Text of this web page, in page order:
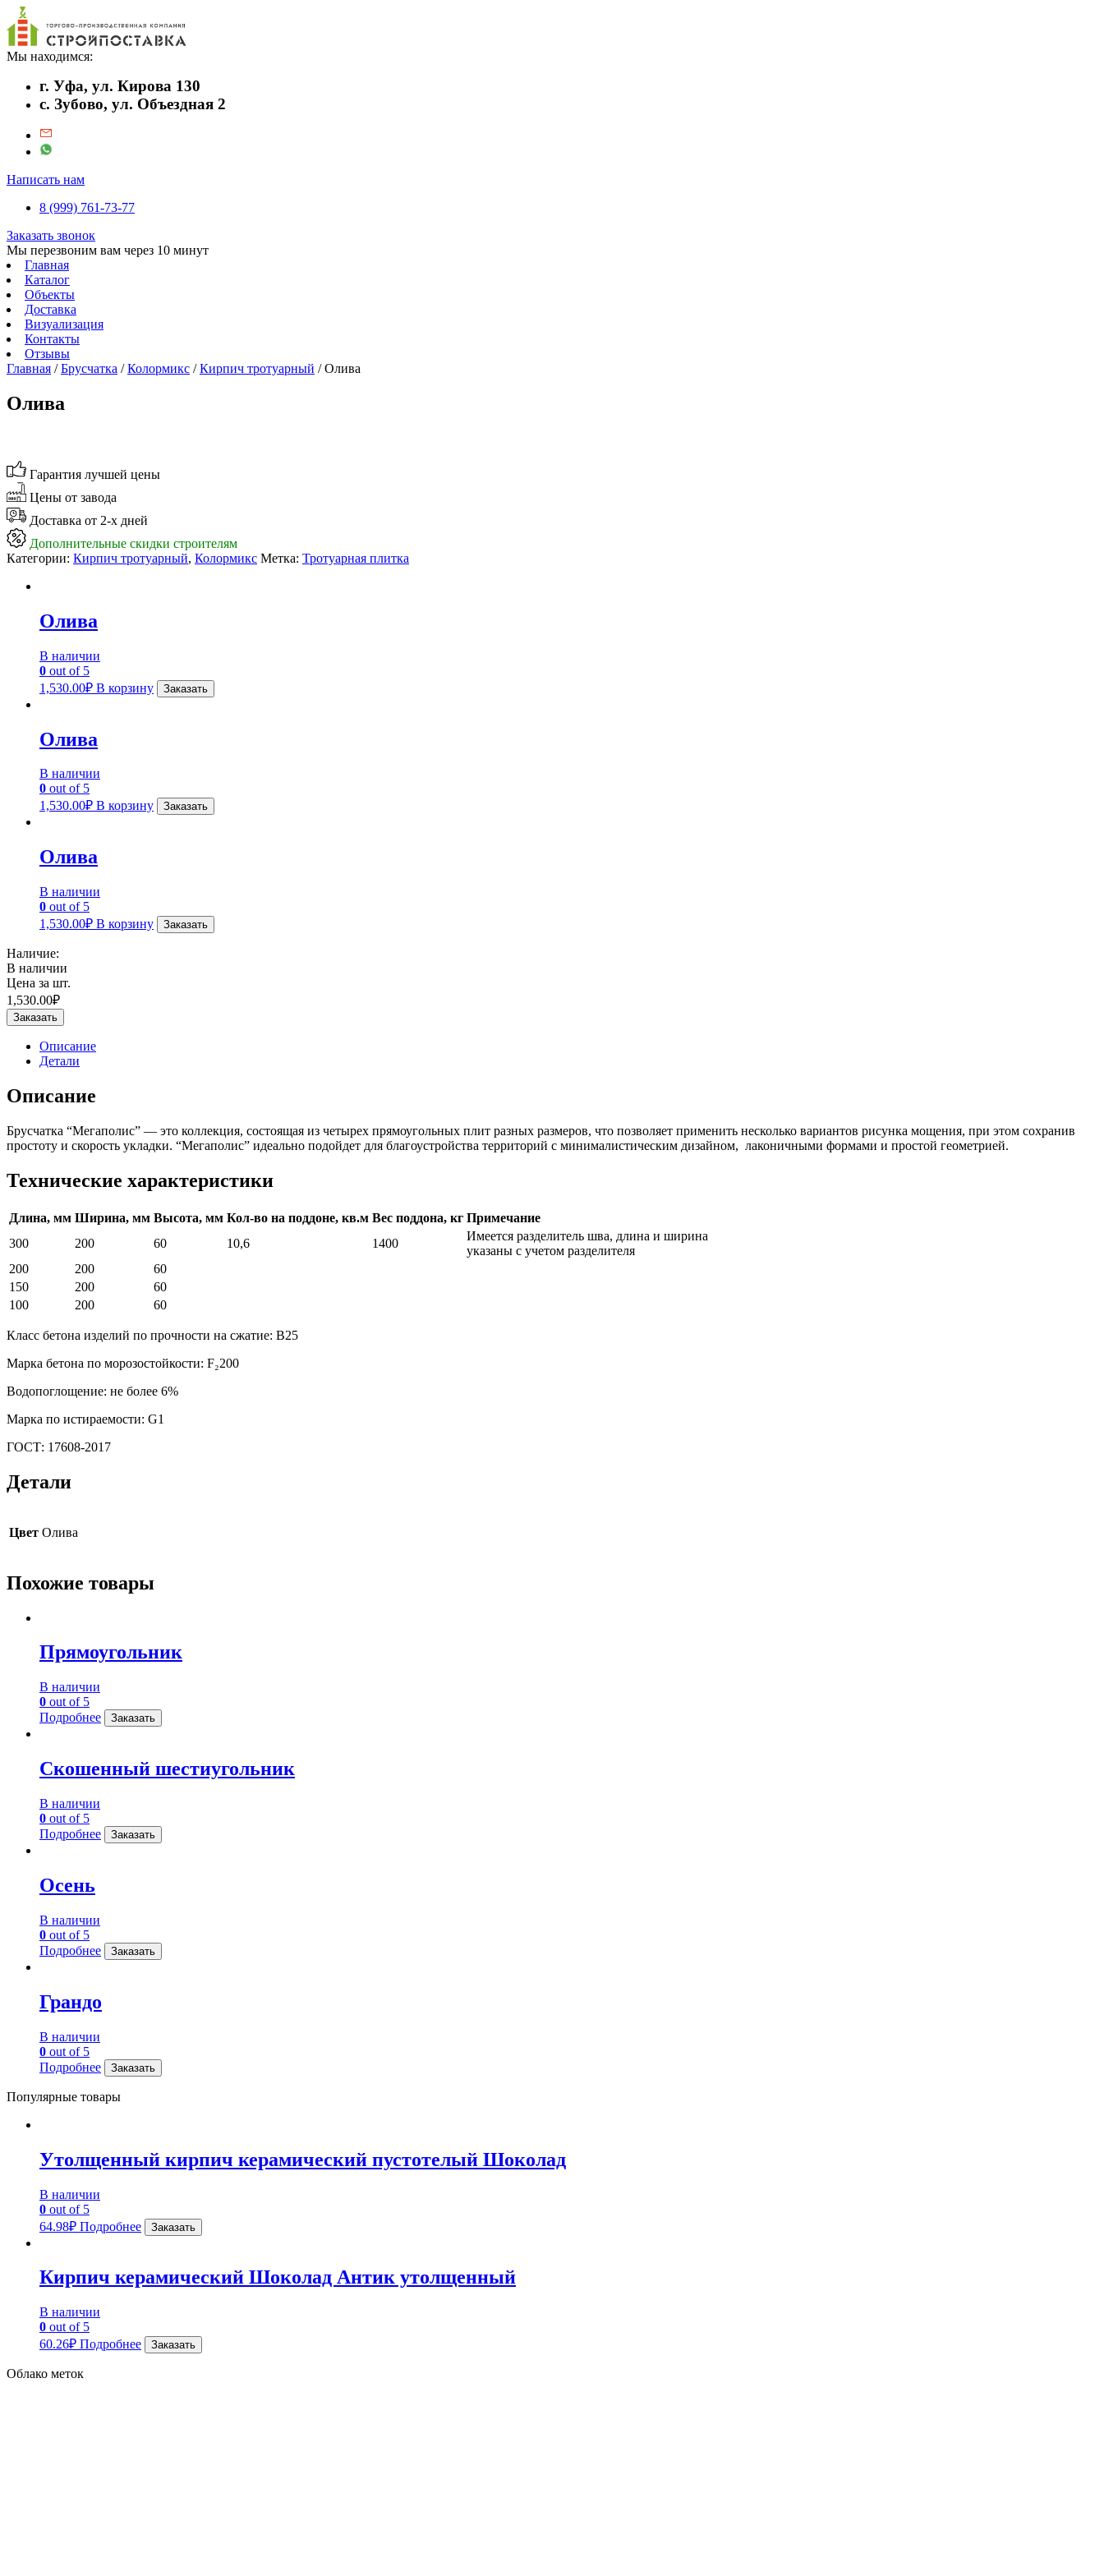
Мы находимся:
г. Уфа, ул. Кирова 130
с. Зубово, ул. Объездная 2
Написать нам
8 (999) 761-73-77
Заказать звонок
Мы перезвоним вам через 10 минут
Главная
Каталог
Объекты
Доставка
Визуализация
Контакты
Отзывы
Главная /Брусчатка /Колормикс /Кирпич тротуарный / Олива
Олива
Гарантия лучшей цены
Цены от завода
Доставка от 2-х дней
Дополнительные скидки строителям
Категории: Кирпич тротуарный, Колормикс Метка: Тротуарная плитка
Олива
В наличии
0 out of 5
1,530.00₽ В корзину Заказать
Олива
В наличии
0 out of 5
1,530.00₽ В корзину Заказать
Олива
В наличии
0 out of 5
1,530.00₽ В корзину Заказать
Наличие:
В наличии
Цена за шт.
1,530.00₽
Заказать
Описание
Детали
Описание
Брусчатка “Мегаполис” — это коллекция, состоящая из четырех прямоугольных плит разных размеров, что позволяет применить несколько вариантов рисунка мощения, при этом сохранив
простоту и скорость укладки. “Мегаполис” идеально подойдет для благоустройства территорий с минималистическим дизайном, лаконичными формами и простой геометрией.
Технические характеристики
Длина, мм Ширина, мм Высота, мм Кол-во на поддоне, кв.м Вес поддона, кг Примечание
300
200 60 10,6 1400
Имеется разделитель шва, длина и ширина
указаны с учетом разделителя
200
200
60
150
200
60
100
200 60
Класс бетона изделий по прочности на сжатие: В25
Марка бетона по морозостойкости: F₂200
Водопоглощение: не более 6%
Марка по истираемости: G1
ГОСТ: 17608-2017
Детали
Цвет Олива
Похожие товары
Прямоугольник
В наличии
0 out of 5
Подробнее
Заказать
Скошенный шестиугольник
В наличии
0 out of 5
Подробнее
Заказать
Осень
В наличии
0 out of 5
Подробнее
Заказать
Грандо
В наличии
0 out of 5
Подробнее
Заказать
Популярные товары
Утолщенный кирпич керамический пустотелый Шоколад
В наличии
0 out of 5
64.98₽ Подробнее Заказать
Кирпич керамический Шоколад Антик утолщенный
В наличии
0 out of 5
60.26₽ Подробнее Заказать
Облако меток